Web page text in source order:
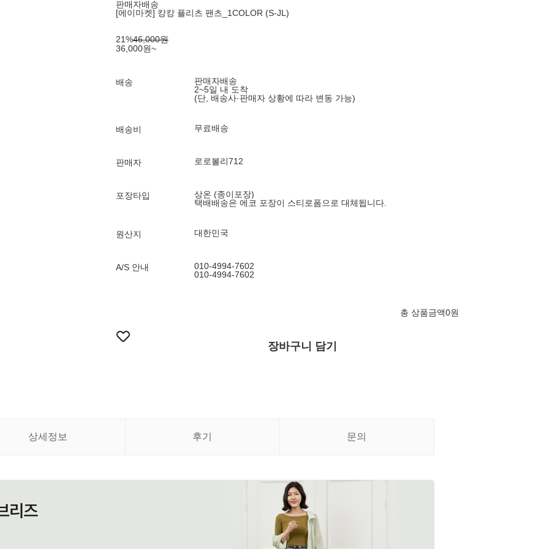
판매자배송
[에이마켓] 캉캉 플리츠 팬츠_1COLOR (S-JL)
21%46,000원
36,000원~
배송
판매자배송
2~5일 내 도착
(단, 배송사·판매자 상황에 따라 변동 가능)
배송비 무료배송
판매자 로로볼리712
포장타입
상온 (종이포장)
택배배송은 에코 포장이 스티로폼으로 대체됩니다.
원산지 대한민국
A/S 안내
010-4994-7602
010-4994-7602
총 상품금액0원
장바구니 담기
상세정보 후기 문의